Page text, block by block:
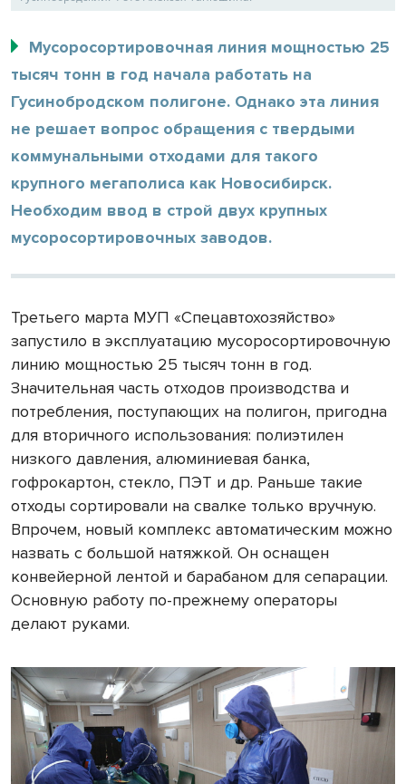
Мусоросортировочная линия мощностью 25
тысяч тонн в год начала работать на
Гусинобродском полигоне. Однако эта линия
не решает вопрос обращения с твердыми
коммунальными отходами для такого
крупного мегаполиса как Новосибирск.
Необходим ввод в строй двух крупных
мусоросортировочных заводов.
Третьего марта МУП «Спецавтохозяйство»
запустило в эксплуатацию мусоросортировочную
линию мощностью 25 тысяч тонн в год.
Значительная часть отходов производства и
потребления, поступающих на полигон, пригодна
для вторичного использования: полиэтилен
низкого давления, алюминиевая банка,
гофрокартон, стекло, ПЭТ и др. Раньше такие
отходы сортировали на свалке только вручную.
Впрочем, новый комплекс автоматическим можно
назвать с большой натяжкой. Он оснащен
конвейерной лентой и барабаном для сепарации.
Основную работу по-прежнему операторы
делают руками.